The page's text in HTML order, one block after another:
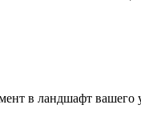
в ландшафт вашего